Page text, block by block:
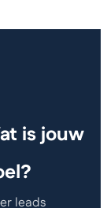
is jouw
leads